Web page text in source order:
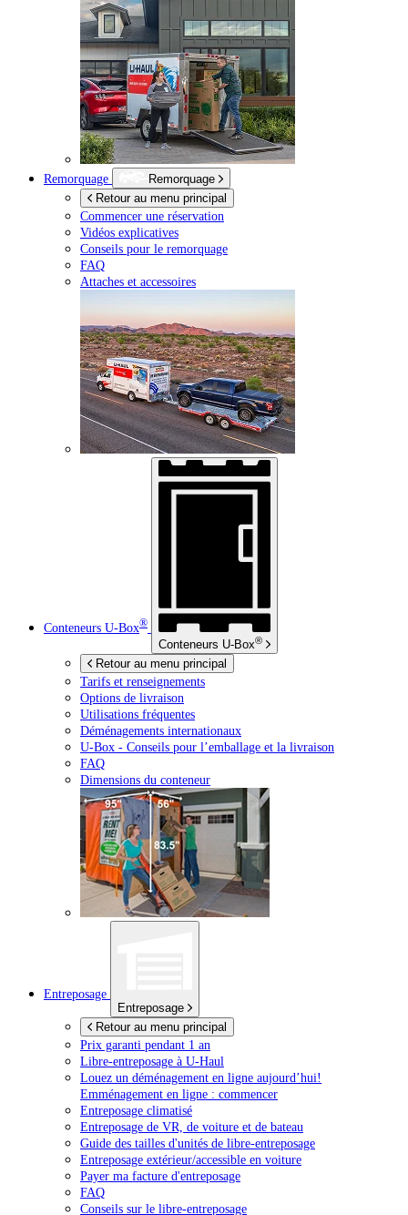
Remorquage
Remorquage
Retour au menu principal
Commencer une réservation
Vidéos explicatives
Conseils pour le remorquage
FAQ
Attaches et accessoires
Conteneurs U-Box®
Conteneurs U-Box®
Retour au menu principal
Tarifs et renseignements
Options de livraison
Utilisations fréquentes
Déménagements internationaux
U-Box - Conseils pour l’emballage et la livraison
FAQ
Dimensions du conteneur
Entreposage
Entreposage
Retour au menu principal
Prix garanti pendant 1 an
Libre-entreposage à U-Haul
Louez un déménagement en ligne aujourd’hui!
Emménagement en ligne : commencer
Entreposage climatisé
Entreposage de VR, de voiture et de bateau
Guide des tailles d'unités de libre-entreposage
Entreposage extérieur/accessible en voiture
Payer ma facture d'entreposage
FAQ
Conseils sur le libre-entreposage